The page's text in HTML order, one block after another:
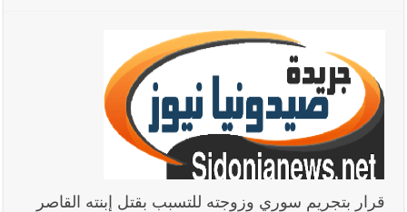
قرار بتجريم سوري وزوجته للتسبب بقتل إبنته القاصر